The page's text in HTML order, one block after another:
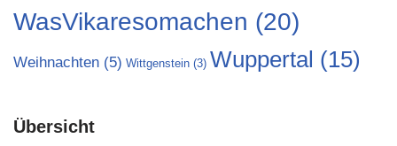
WasVikaresomachen (20)
Weihnachten (5) Wittgenstein (3) Wuppertal (15)
Übersicht